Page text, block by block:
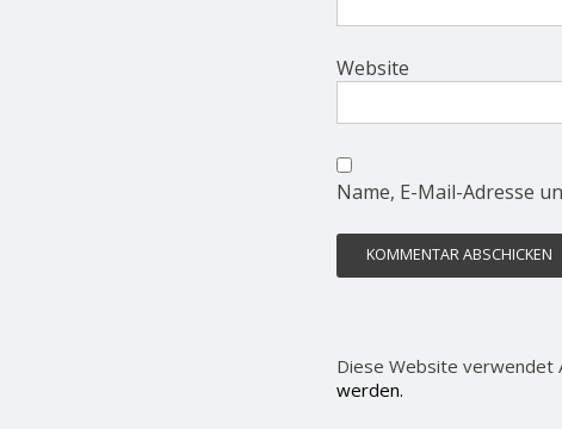
Website
Name, E-Mail-Adresse
Diese Website verwendet
werden.